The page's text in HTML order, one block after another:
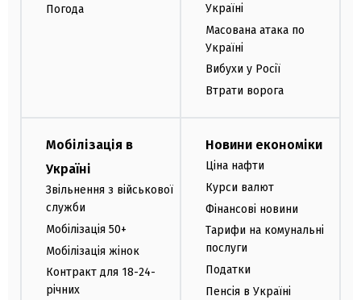
Погода
Україні
Масована атака по
Україні
Вибухи у Росії
Втрати ворога
Мобілізація в
Україні
Звільнення з військової
служби
Мобілізація 50+
Мобілізація жінок
Контракт для 18-24-
річних
Новини економіки
Ціна нафти
Курси валют
Фінансові новини
Тарифи на комунальні
послуги
Податки
Пенсія в Україні